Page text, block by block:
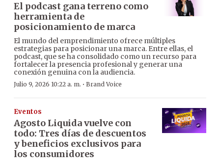
El podcast gana terreno como
herramienta de
posicionamiento de marca
El mundo del emprendimiento ofrece múltiples
estrategias para posicionar una marca. Entre ellas, el
podcast, que se ha consolidado como un recurso para
fortalecer la presencia profesional y generar una
conexión genuina con la audiencia.
Julio 9, 2026 10:22 a. m. · Brand Voice
Eventos
Agosto Liquida vuelve con
todo: Tres días de descuentos
y beneficios exclusivos para
los consumidores